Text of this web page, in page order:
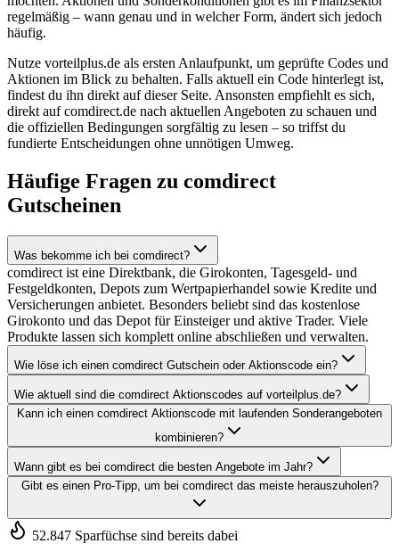
regelmäßig – wann genau und in welcher Form, ändert sich jedoch
häufig.
Nutze vorteilplus.de als ersten Anlaufpunkt, um geprüfte Codes und
Aktionen im Blick zu behalten. Falls aktuell ein Code hinterlegt ist,
findest du ihn direkt auf dieser Seite. Ansonsten empfiehlt es sich,
direkt auf comdirect.de nach aktuellen Angeboten zu schauen und
die offiziellen Bedingungen sorgfältig zu lesen – so triffst du
fundierte Entscheidungen ohne unnötigen Umweg.
Häufige Fragen zu comdirect
Gutscheinen
Was bekomme ich bei comdirect?
comdirect ist eine Direktbank, die Girokonten, Tagesgeld- und
Festgeldkonten, Depots zum Wertpapierhandel sowie Kredite und
Versicherungen anbietet. Besonders beliebt sind das kostenlose
Girokonto und das Depot für Einsteiger und aktive Trader. Viele
Produkte lassen sich komplett online abschließen und verwalten.
Wie löse ich einen comdirect Gutschein oder Aktionscode ein?
Wie aktuell sind die comdirect Aktionscodes auf vorteilplus.de?
Kann ich einen comdirect Aktionscode mit laufenden Sonderangeboten
kombinieren?
Wann gibt es bei comdirect die besten Angebote im Jahr?
Gibt es einen Pro-Tipp, um bei comdirect das meiste herauszuholen?
52.847 Sparfüchse sind bereits dabei